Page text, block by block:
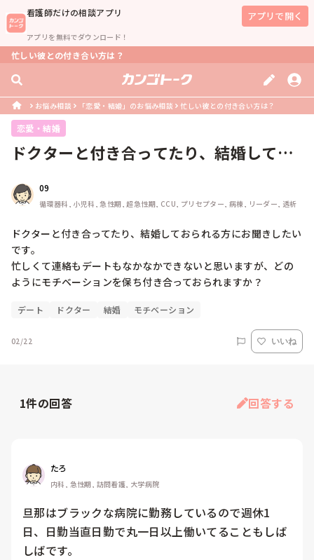
看護師だけの相談アプリ
アプリを無料でダウンロード！
アプリで開く
忙しい彼との付き合い方は？
お悩み相談 「恋愛・結婚」のお悩み相談 忙しい彼との付き合い方は？
恋愛・結婚
ドクターと付き合ってたり、結婚してお
09
循環器科, 小児科, 急性期, 超急性期, CCU, プリセプター, 病棟, リーダー, 透析
ドクターと付き合ってたり、結婚しておられる方にお聞きしたい
です。
忙しくて連絡もデートもなかなかできないと思いますが、どの
ようにモチベーションを保ち付き合っておられますか？
デート ドクター 結婚 モチベーション
02/22 いいね
1件の回答 回答する
たろ
内科, 急性期, 訪問看護, 大学病院
旦那はブラックな病院に勤務しているので週休1
日、日勤当直日勤で丸一日以上働いてることもしば
しばです。